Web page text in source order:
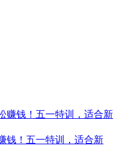
钱！五一特训，适合新